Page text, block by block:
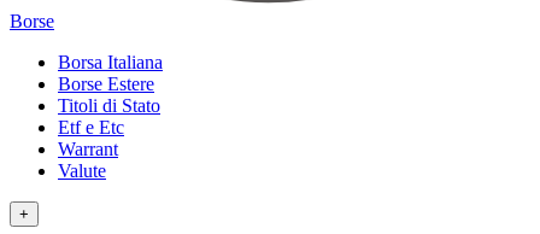
Borse
Borsa Italiana
Borse Estere
Titoli di Stato
Etf e Etc
Warrant
Valute
+